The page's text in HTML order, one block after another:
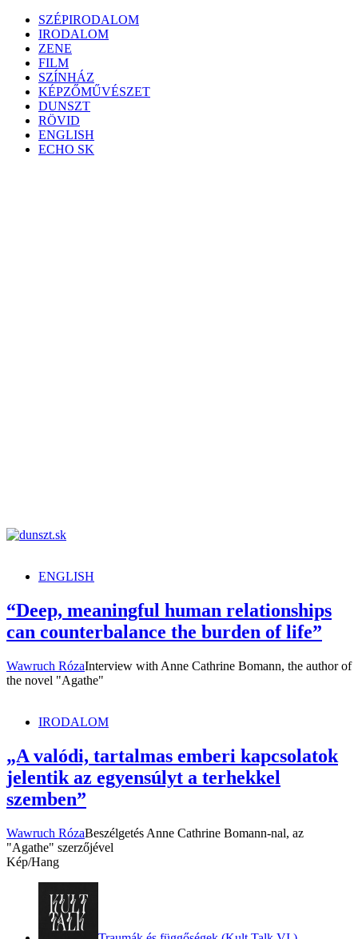
Skip
content
SZÉPIRODALOM
IRODALOM
ZENE
FILM
SZÍNHÁZ
KÉPZŐMŰVÉSZET
DUNSZT
RÖVID
ENGLISH
ECHO SK
ENGLISH
“Deep, meaningful human relationships
can counterbalance the burden of life”
Wawruch RózaInterview with Anne Cathrine Bomann, the author of
the novel "Agathe"
IRODALOM
„A valódi, tartalmas emberi kapcsolatok
jelentik az egyensúlyt a terhekkel
szemben”
Wawruch RózaBeszélgetés Anne Cathrine Bomann-nal, az
"Agathe" szerzőjével
Kép/Hang